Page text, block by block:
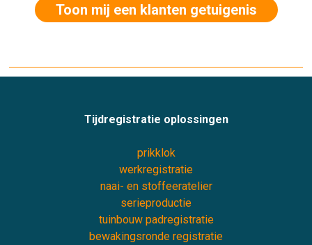
Toon mij een klanten getuigenis
Tijdregistratie oplossingen
prikklok
werkregistratie
naai- en stoffeeratelier
serieproductie
tuinbouw padregistratie
bewakingsronde registratie